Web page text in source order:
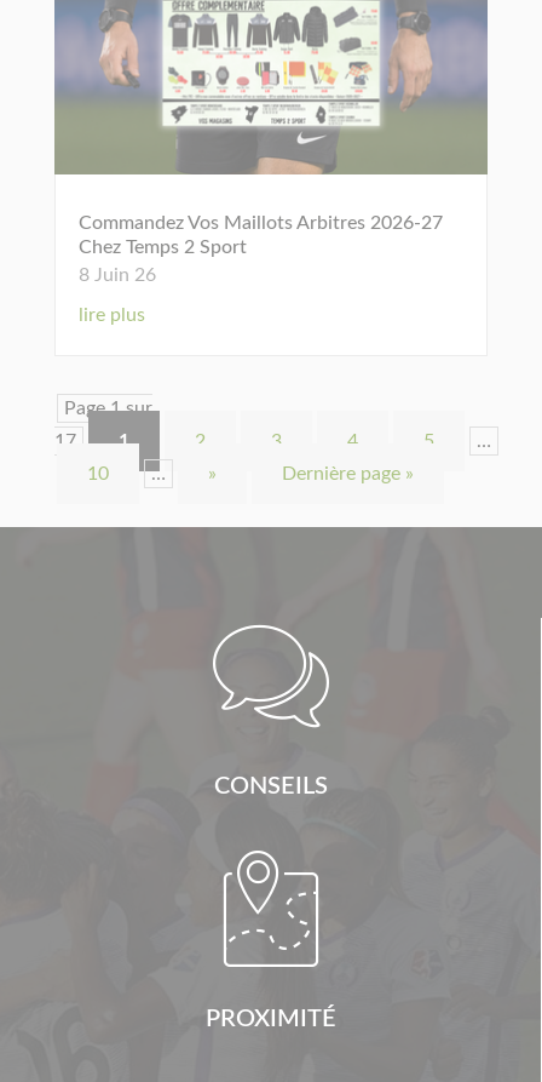
Commandez Vos Maillots Arbitres 2026-27
Chez Temps 2 Sport
8 Juin 26
lire plus
Page 1 sur
17
1 2 3 4 5
…
10
… » Dernière page »

CONSEILS

PROXIMITÉ